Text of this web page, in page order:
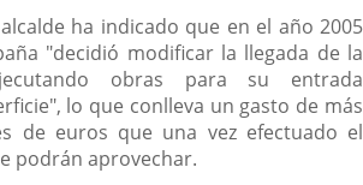
ha indicado que en el año 2005
"decidió modificar la llegada de la
obras para su entrada
lo que conlleva un gasto de más
de euros que una vez efectuado el
podrán aprovechar.